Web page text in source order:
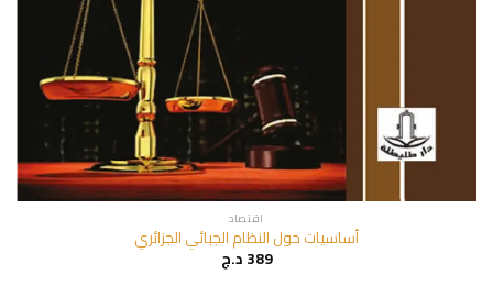
اقتصاد
أساسيات حول النظام الجبائي الجزائري
389د.ج